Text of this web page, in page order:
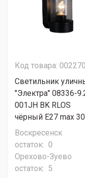
Код товара:
Светильник
"Электра" 08336-
001JH BK RLOS
чёрный Е27 max
Воскресенск
остаток: 0
Орехово-Зуево
остаток: 5